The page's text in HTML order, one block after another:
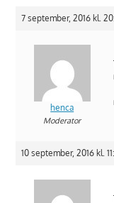
7 september, 2016 kl.
henca
Moderator
10 september, 2016 kl.